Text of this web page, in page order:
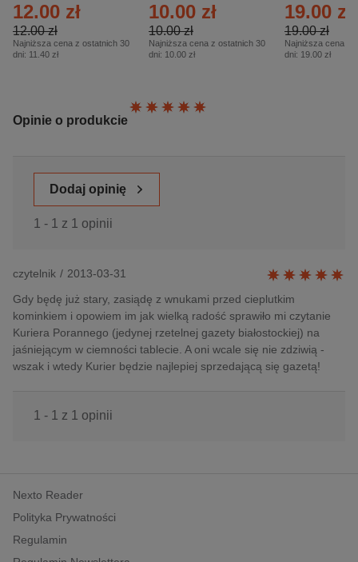
12.00 zł
12.00 zł
Najniższa cena z ostatnich 30
dni: 11.40 zł
10.00 zł
10.00 zł
Najniższa cena z ostatnich 30
dni: 10.00 zł
– 2/2026
19.00 zł
19.00 zł
Najniższa cena z
dni: 19.00 zł
Opinie o produkcie
Ocena:
Dodaj opinię
1 - 1 z 1 opinii
czytelnik / 2013-03-31
Gdy będę już stary, zasiądę z wnukami przed cieplutkim
kominkiem i opowiem im jak wielką radość sprawiło mi czytanie
Kuriera Porannego (jedynej rzetelnej gazety białostockiej) na
jaśniejącym w ciemności tablecie. A oni wcale się nie zdziwią -
wszak i wtedy Kurier będzie najlepiej sprzedającą się gazetą!
1 - 1 z 1 opinii
Nexto Reader
Polityka Prywatności
Regulamin